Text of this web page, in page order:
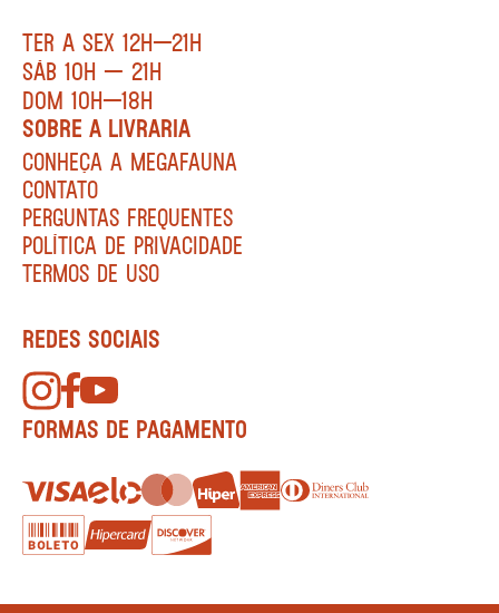
TER A SEX 12H—21H
SÁB 10H — 21H
DOM 10H—18H
SOBRE A LIVRARIA
CONHEÇA A MEGAFAUNA
CONTATO
PERGUNTAS FREQUENTES
POLÍTICA DE PRIVACIDADE
TERMOS DE USO
REDES SOCIAIS
FORMAS DE PAGAMENTO